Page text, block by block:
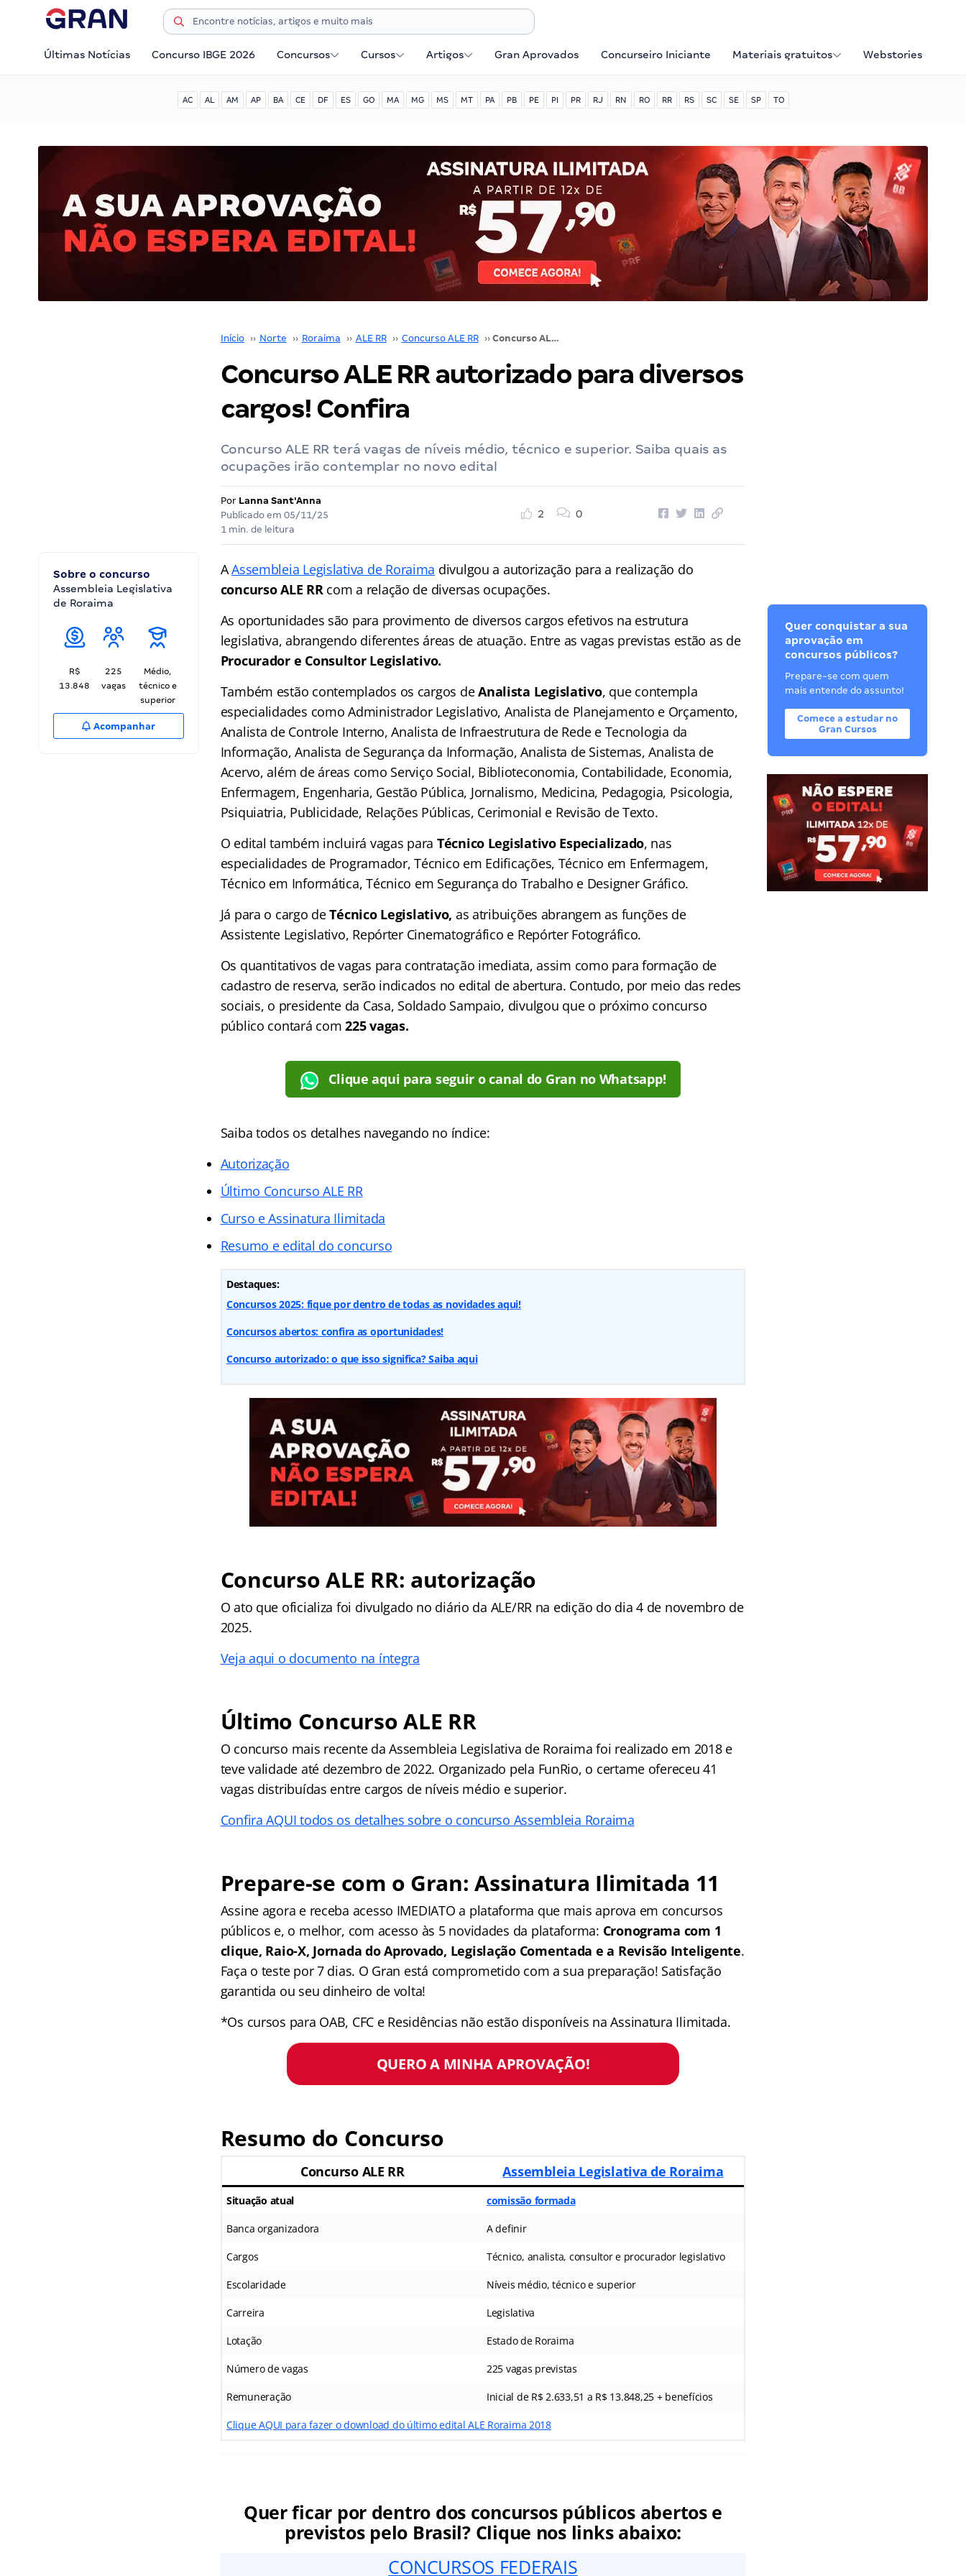
Últimas Notícias Concurso IBGE 2026 Concursos Cursos Artigos Gran Aprovados Concurseiro Iniciante Materiais gratuitos Webstories
AC AL AM AP BA CE DF ES GO MA MG MS MT PA PB PE PI PR RJ RN RO RR RS SC SE SP TO
Início ›› Norte ›› Roraima ›› ALE RR ›› Concurso ALE RR ›› Concurso ALE RR autorizado para diversos cargos! Confira
Concurso ALE RR autorizado para diversos
cargos! Confira
Concurso ALE RR terá vagas de níveis médio, técnico e superior. Saiba quais as
ocupações irão contemplar no novo edital
Por Lanna Sant'Anna
Publicado em 05/11/25
1 min. de leitura
2 0
Sobre o concurso
Assembleia Legislativa
de Roraima
R$
13.848
225
vagas
Médio,
técnico e
superior
Acompanhar
AAssembleia Legislativa de Roraima divulgou a autorização para a realização do
concurso ALE RRcom a relação de diversas ocupações.
As oportunidades são para provimento de diversos cargos efetivos na estrutura
legislativa, abrangendo diferentes áreas de atuação. Entre as vagas previstas estão as de
Procurador e Consultor Legislativo.
Também estão contemplados os cargos deAnalista Legislativo, que contempla
especialidades como Administrador Legislativo, Analista de Planejamento e Orçamento,
Analista de Controle Interno, Analista de Infraestrutura de Rede e Tecnologia da
Informação, Analista de Segurança da Informação, Analista de Sistemas, Analista de
Acervo, além de áreas como Serviço Social, Biblioteconomia, Contabilidade, Economia,
Enfermagem, Engenharia, Gestão Pública, Jornalismo, Medicina, Pedagogia, Psicologia,
Psiquiatria, Publicidade, Relações Públicas, Cerimonial e Revisão de Texto.
O edital também incluirá vagas para Técnico Legislativo Especializado, nas
especialidades de Programador, Técnico em Edificações, Técnico em Enfermagem,
Técnico em Informática, Técnico em Segurança do Trabalho e Designer Gráfico.
Já para o cargo deTécnico Legislativo, as atribuições abrangem as funções de
Assistente Legislativo, Repórter Cinematográfico e Repórter Fotográfico.
Os quantitativos de vagas para contratação imediata, assim como para formação de
cadastro de reserva, serão indicados no edital de abertura. Contudo, por meio das redes
sociais, o presidente da Casa, Soldado Sampaio, divulgou que o próximo concurso
público contará com225 vagas.
Clique aqui para seguir o canal do Gran no Whatsapp!
Saiba todos os detalhes navegando no índice:
Autorização
Último Concurso ALE RR
Curso e Assinatura Ilimitada
Resumo e edital do concurso
Destaques:
Concursos 2025: fique por dentro de todas as novidades aqui!
Concursos abertos: confira as oportunidades!
Concurso autorizado: o que isso significa? Saiba aqui
Concurso ALE RR: autorização
O ato que oficializa foi divulgado no diário da ALE/RR na edição do dia 4 de novembro de
2025.
Veja aqui o documento na íntegra
Último Concurso ALE RR
O concurso mais recente da Assembleia Legislativa de Roraima foi realizado em 2018 e
teve validade até dezembro de 2022. Organizado pela FunRio, o certame ofereceu 41
vagas distribuídas entre cargos de níveis médio e superior.
Confira AQUI todos os detalhes sobre o concurso Assembleia Roraima
Prepare-se com o Gran: Assinatura Ilimitada 11
Assine agora e receba acesso IMEDIATO a plataforma que mais aprova em concursos
públicos e, o melhor, com acesso às 5 novidades da plataforma: Cronograma com 1
clique, Raio-X, Jornada do Aprovado, Legislação Comentada e a Revisão Inteligente.
Faça o teste por 7 dias. O Gran está comprometido com a sua preparação! Satisfação
garantida ou seu dinheiro de volta!
*Os cursos para OAB, CFC e Residências não estão disponíveis na Assinatura Ilimitada.
QUERO A MINHA APROVAÇÃO!
Resumo do Concurso
Concurso ALE RR Assembleia Legislativa de Roraima
Situação atual comissão formada
Banca organizadora A definir
Cargos Técnico, analista, consultor e procurador legislativo
Escolaridade Níveis médio, técnico e superior
Carreira Legislativa
Lotação Estado de Roraima
Número de vagas 225 vagas previstas
Remuneração Inicial de R$ 2.633,51 a R$ 13.848,25 + benefícios
Clique AQUI para fazer o download do último edital ALE Roraima 2018
Quer ficar por dentro dos concursos públicos abertos e
previstos pelo Brasil? Clique nos links abaixo:
CONCURSOS FEDERAIS
Quer conquistar a sua
aprovação em
concursos públicos?
Prepare-se com quem
mais entende do assunto!
Comece a estudar no
Gran Cursos